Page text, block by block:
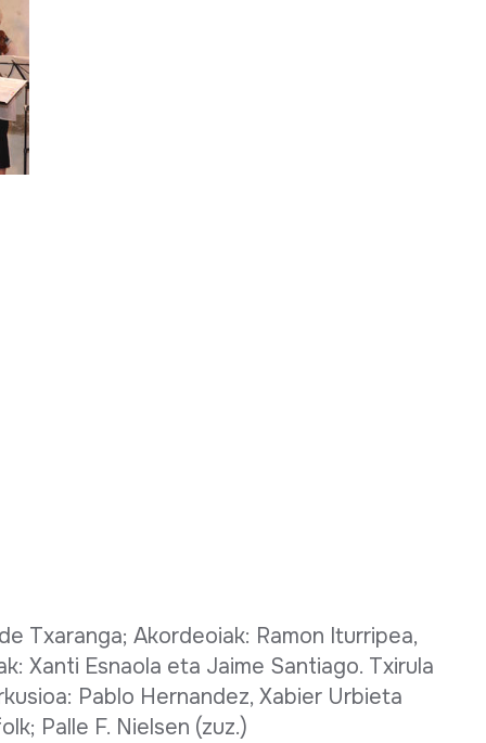
Txaranga; Akordeoiak: Ramon Iturripea,
Xanti Esnaola eta Jaime Santiago. Txirula
Pablo Hernandez, Xabier Urbieta
Palle F. Nielsen (zuz.)